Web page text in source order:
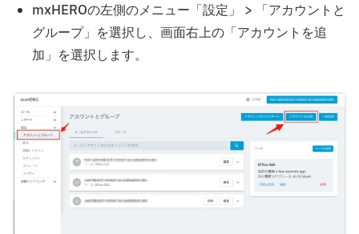
mxHEROの左側のメニュー「設定」 > 「アカウントと
グループ」を選択し、画面右上の「アカウントを追
加」を選択します。